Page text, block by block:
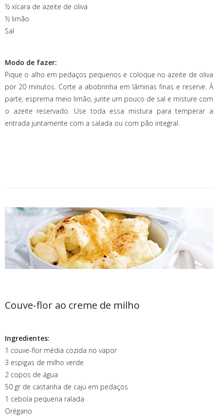
½ xícara de azeite de oliva
½ limão
Sal
Modo de fazer:
Pique o alho em pedaços pequenos e coloque no azeite de oliva
por 20 minutos. Corte a abobrinha em lâminas finas e reserve. À
parte, esprema meio limão, junte um pouco de sal e misture com
o azeite reservado. Use toda essa mistura para temperar a
entrada juntamente com a salada ou com pão integral.
Couve-flor ao creme de milho
Ingredientes:
1 couve-flor média cozida no vapor
3 espigas de milho verde
2 copos de água
50 gr de castanha de caju em pedaços
1 cebola pequena ralada
Orégano